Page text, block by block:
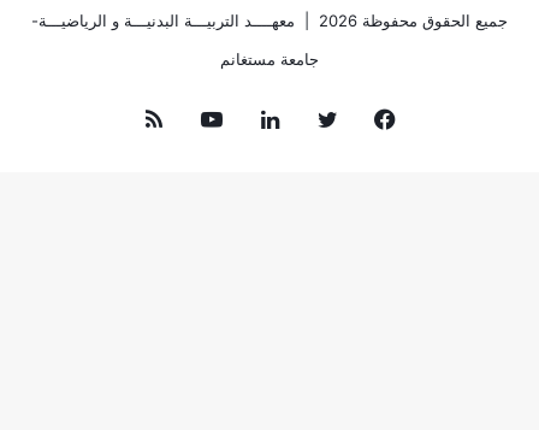
جميع الحقوق محفوظة 2026 |
معهــــد التربيـــة البدنيـــة و الرياضيـــة-
جامعة مستغانم
فيسبوك تويتر لينكدإنيوتيوبملخص